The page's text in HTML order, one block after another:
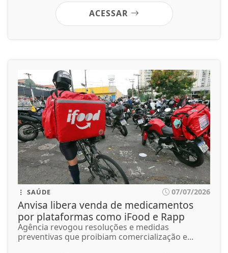
ACESSAR
SAÚDE 07/07/2026
Anvisa libera venda de medicamentos
por plataformas como iFood e Rapp
Agência revogou resoluções e medidas
preventivas que proibiam comercialização e...